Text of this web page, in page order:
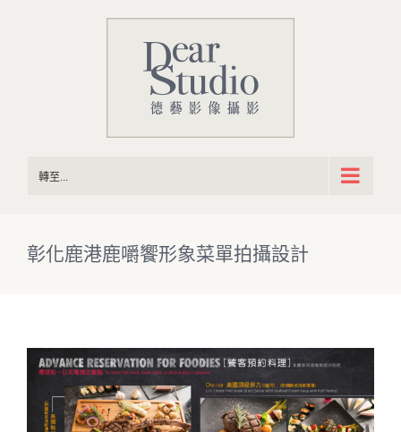
轉至...
彰化鹿港鹿嚼饗形象菜單拍攝設計
View
Larger
Image